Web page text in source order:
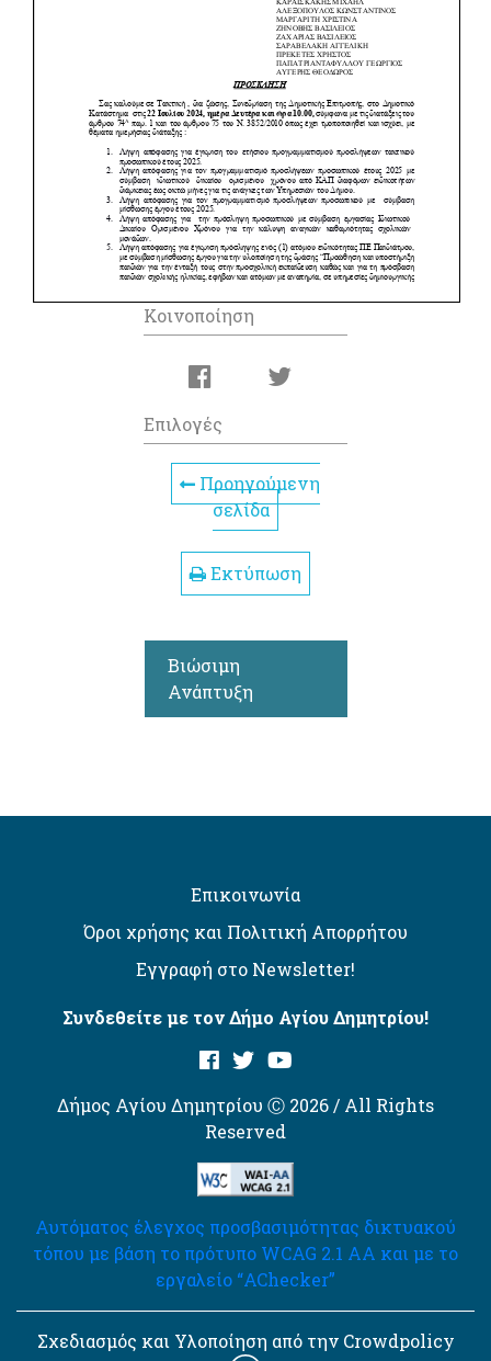
Κοινοποίηση
Επιλογές
Προηγούμενη
σελίδα
Εκτύπωση
Βιώσιμη
Ανάπτυξη
Επικοινωνία
Όροι χρήσης και Πολιτική Απορρήτου
Εγγραφή στο Newsletter!
Συνδεθείτε με τον Δήμο Αγίου Δημητρίου!
Δήμος Αγίου Δημητρίου Ⓒ 2026 / All Rights
Reserved
Αυτόματος έλεγχος προσβασιμότητας δικτυακού
τόπου με βάση το πρότυπο WCAG 2.1 AA και με το
εργαλείο “AChecker”
Σχεδιασμός και Υλοποίηση από την Crowdpolicy